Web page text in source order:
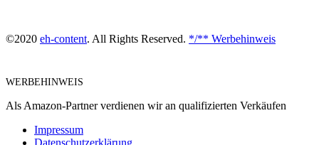
©2020 eh-content. All Rights Reserved. */** Werbehinweis
WERBEHINWEIS
Als Amazon-Partner verdienen wir an qualifizierten Verkäufen
Impressum
Datenschutzerklärung